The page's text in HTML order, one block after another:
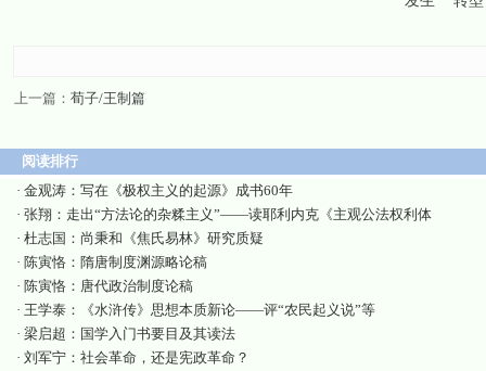
上一篇： 荀子/王制篇
阅读排行
· 金观涛：写在《极权主义的起源》成书60年
· 张翔：走出“方法论的杂糅主义”——读耶利内克《主观公法权利体
· 杜志国：尚秉和《焦氏易林》研究质疑
· 陈寅恪：隋唐制度渊源略论稿
· 陈寅恪：唐代政治制度论稿
· 王学泰：《水浒传》思想本质新论——评“农民起义说”等
· 梁启超：国学入门书要目及其读法
· 刘军宁：社会革命，还是宪政革命？